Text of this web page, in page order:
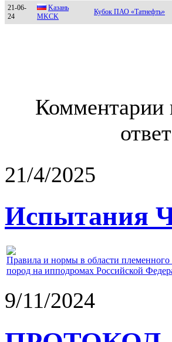
21-06-
24
Kазань
МKСK
Кубок ПАО «Татнефть»
Комментарии
21/4/2025
Испытания
Правила и нормы в области
пород на ипподромах Российской
9/11/2024